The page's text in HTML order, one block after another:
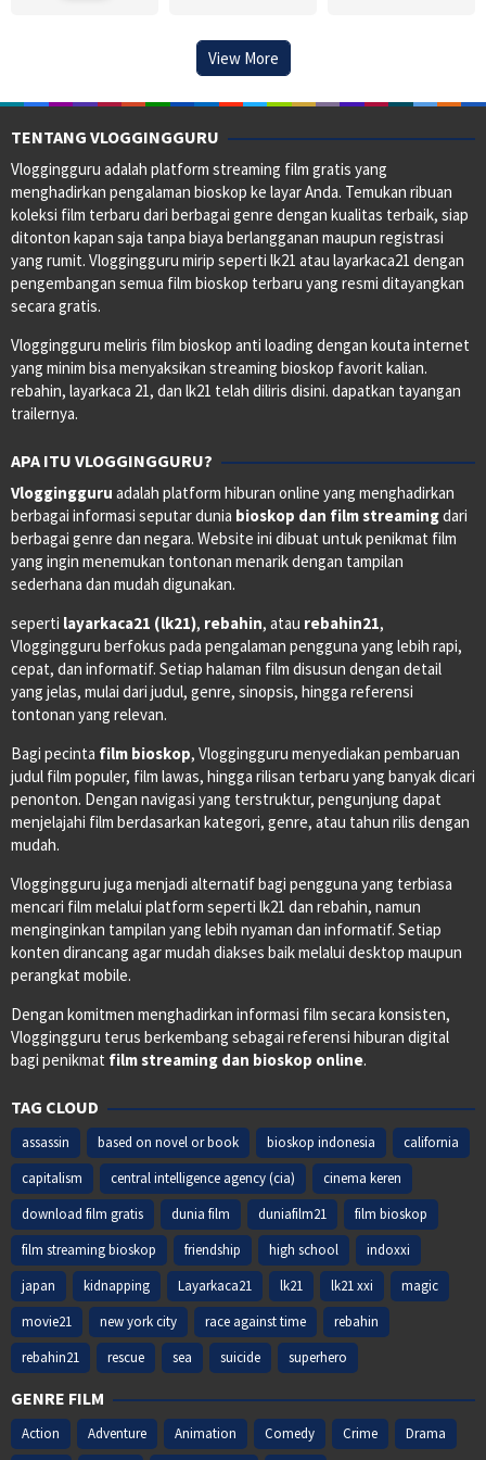
View More
TENTANG VLOGGINGGURU
Vloggingguru adalah platform streaming film gratis yang
menghadirkan pengalaman bioskop ke layar Anda. Temukan ribuan
koleksi film terbaru dari berbagai genre dengan kualitas terbaik, siap
ditonton kapan saja tanpa biaya berlangganan maupun registrasi
yang rumit. Vloggingguru mirip seperti lk21 atau layarkaca21 dengan
pengembangan semua film bioskop terbaru yang resmi ditayangkan
secara gratis.
Vloggingguru meliris film bioskop anti loading dengan kouta internet
yang minim bisa menyaksikan streaming bioskop favorit kalian.
rebahin, layarkaca 21, dan lk21 telah diliris disini. dapatkan tayangan
trailernya.
APA ITU VLOGGINGGURU?
Vloggingguru adalah platform hiburan online yang menghadirkan
berbagai informasi seputar dunia bioskop dan film streamingdari
berbagai genre dan negara. Website ini dibuat untuk penikmat film
yang ingin menemukan tontonan menarik dengan tampilan
sederhana dan mudah digunakan.
seperti layarkaca21 (lk21), rebahin, atau rebahin21,
Vloggingguru berfokus pada pengalaman pengguna yang lebih rapi,
cepat, dan informatif. Setiap halaman film disusun dengan detail
yang jelas, mulai dari judul, genre, sinopsis, hingga referensi
tontonan yang relevan.
Bagi pecinta film bioskop, Vloggingguru menyediakan pembaruan
judul film populer, film lawas, hingga rilisan terbaru yang banyak dicari
penonton. Dengan navigasi yang terstruktur, pengunjung dapat
menjelajahi film berdasarkan kategori, genre, atau tahun rilis dengan
mudah.
Vloggingguru juga menjadi alternatif bagi pengguna yang terbiasa
mencari film melalui platform seperti lk21 dan rebahin, namun
menginginkan tampilan yang lebih nyaman dan informatif. Setiap
konten dirancang agar mudah diakses baik melalui desktop maupun
perangkat mobile.
Dengan komitmen menghadirkan informasi film secara konsisten,
Vloggingguru terus berkembang sebagai referensi hiburan digital
bagi penikmat film streaming dan bioskop online.
TAG CLOUD
assassin based on novel or book bioskop indonesia
california
capitalism
central intelligence agency (cia)
cinema keren
download film gratis
dunia film duniafilm21
film bioskop
film streaming bioskop
friendship high school
indoxxi
japan
kidnapping Layarkaca21 lk21 lk21 xxi
magic
movie21
new york city race against time
rebahin
rebahin21
rescue sea suicide superhero
GENRE FILM
Action Adventure Animation Comedy Crime
Drama